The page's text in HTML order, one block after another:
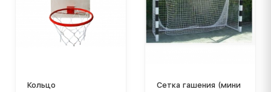
Кольцо
Сетка гашения (мини